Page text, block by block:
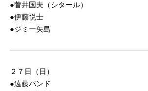
●菅井国夫（シタール）
●伊藤悦士
●ジミー矢島
２７日（日）
●遠藤バンド